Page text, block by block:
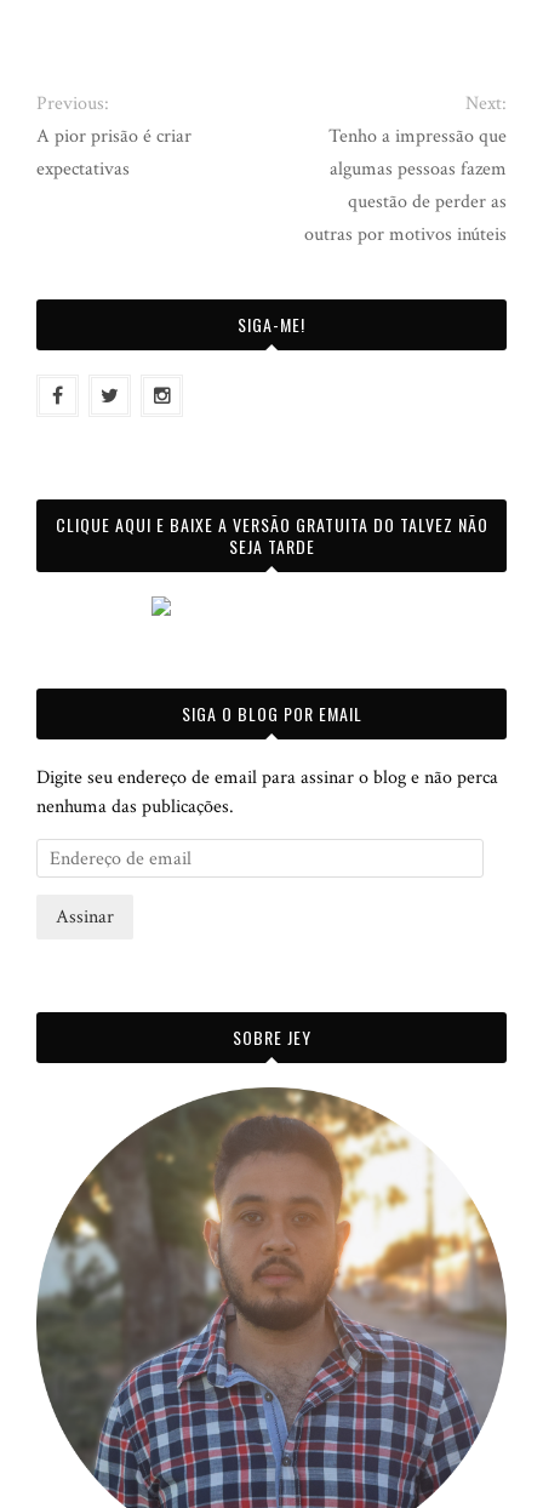
Previous:
A pior prisão é criar
expectativas
Next:
Tenho a impressão que
algumas pessoas fazem
questão de perder as
outras por motivos inúteis
SIGA-ME!
CLIQUE AQUI E BAIXE A VERSÃO GRATUITA DO TALVEZ NÃO
SEJA TARDE
SIGA O BLOG POR EMAIL
Digite seu endereço de email para assinar o blog e não perca
nenhuma das publicações.
e
o
SOBRE JEY